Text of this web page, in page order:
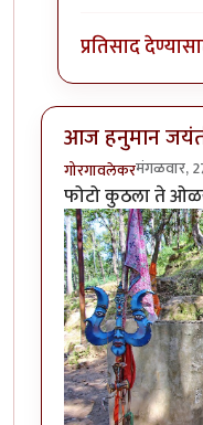
प्रतिसाद
आज हनुमान
गोरगावलेकरमंगळवार,
फोटो कुठला ते